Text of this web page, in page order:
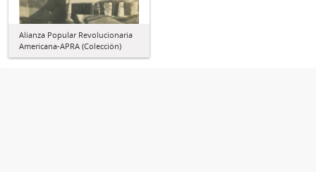
Alianza Popular Revolucionaria
Americana-APRA (Colección)